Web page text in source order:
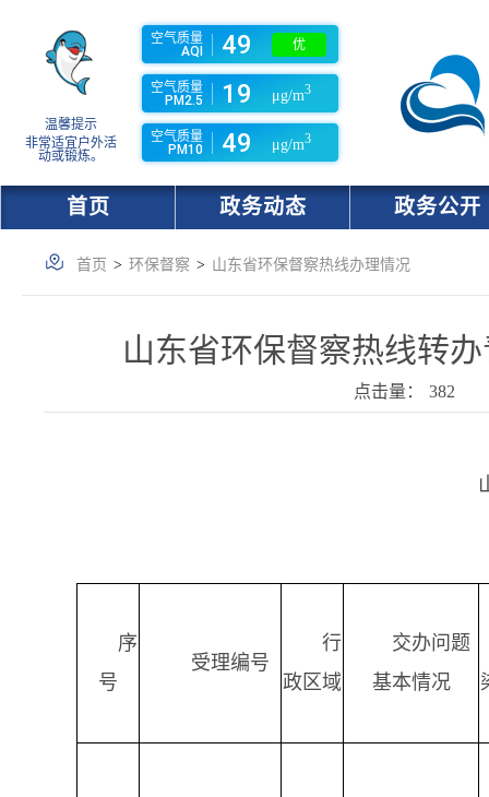
温馨提示
非常适宜户外活
动或锻炼。
空气质量
AQI
49 优
空气质量
PM2.5
19 μg/m3
空气质量
PM10
49 μg/m3
首页 政务动态 政务公开
首页 > 环保督察 > 山东省环保督察热线办理情况
山东省环保督察热线转
点击量： 382
序
号
受理编号
行
政区域
交办问题
基本情况